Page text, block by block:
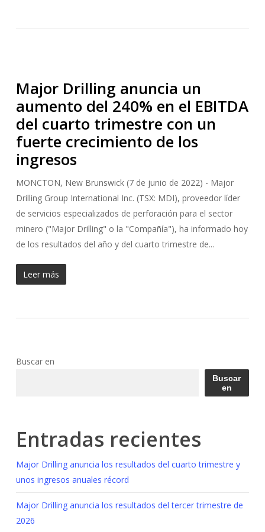
Major Drilling anuncia un
aumento del 240% en el EBITDA
del cuarto trimestre con un
fuerte crecimiento de los
ingresos
MONCTON, New Brunswick (7 de junio de 2022) - Major
Drilling Group International Inc. (TSX: MDI), proveedor líder
de servicios especializados de perforación para el sector
minero ("Major Drilling" o la "Compañía"), ha informado hoy
de los resultados del año y del cuarto trimestre de...
Leer más
Buscar en
Buscar
en
Entradas recientes
Major Drilling anuncia los resultados del cuarto trimestre y
unos ingresos anuales récord
Major Drilling anuncia los resultados del tercer trimestre de
2026